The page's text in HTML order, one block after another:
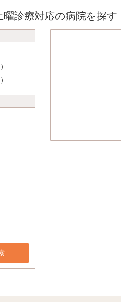
診療対応の病院を探す
）
）